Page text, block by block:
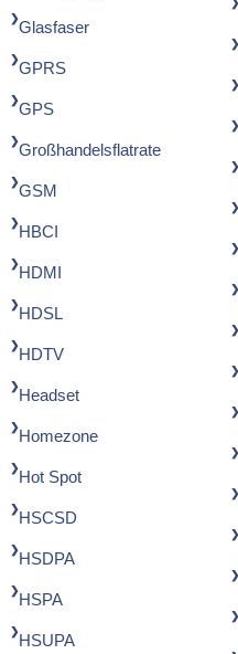
Glasfaser
GPRS
GPS
Großhandelsflatrate
GSM
HBCI
HDMI
HDSL
HDTV
Headset
Homezone
Hot Spot
HSCSD
HSDPA
HSPA
HSUPA